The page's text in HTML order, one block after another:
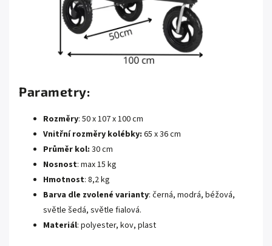
Parametry:
Rozměry: 50 x 107 x 100 cm
Vnitřní rozměry kolébky: 65 x 36 cm
Průměr kol: 30 cm
Nosnost: max 15 kg
Hmotnost: 8,2 kg
Barva dle zvolené varianty: černá, modrá, béžová,
světle šedá, světle fialová.
Materiál: polyester, kov, plast